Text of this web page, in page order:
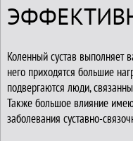
Коленный сустав
него приходятся большие
подвергаются люди,
Также большое влияние
заболевания суставно-